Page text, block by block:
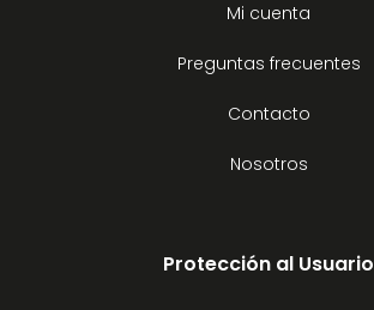
Mi cuenta
Preguntas frecuentes
Contacto
Nosotros
Protección al Usuario